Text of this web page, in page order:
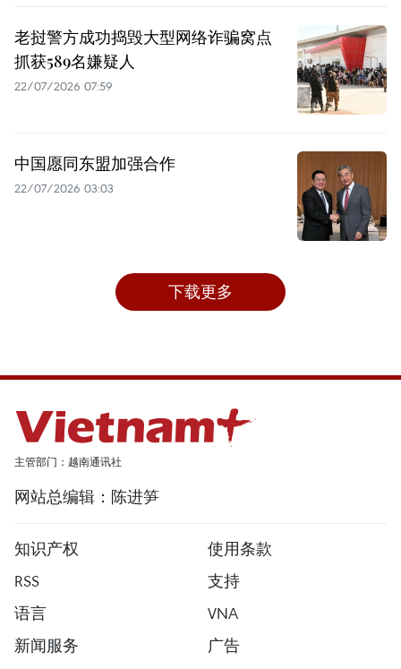
老挝警方成功捣毁大型网络诈骗窝点
抓获589名嫌疑人
22/07/2026 07:59
中国愿同东盟加强合作
22/07/2026 03:03
下载更多
主管部门：越南通讯社
网站总编辑：陈进笋
知识产权
使用条款
RSS
支持
语言
VNA
新闻服务
广告